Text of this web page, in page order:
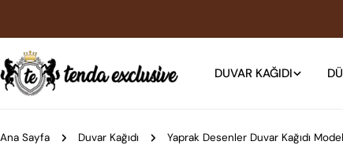
DUVAR KAĞIDI
Ana Sayfa Duvar Kağıdı Yaprak Desenler Duvar Kağıdı